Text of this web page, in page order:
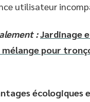
utilisateur
:Jardinage
mélange pour
écologiques